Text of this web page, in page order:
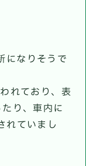
になりそうで
れており、表
り、車内に
れていまし